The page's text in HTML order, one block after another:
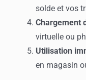
solde et vos
Chargement
virtuelle ou
Utilisation
en magasin